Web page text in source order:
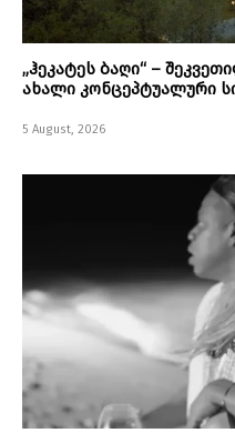
„ჰეკატეს ბაღი“ –
ახალი კონცეპტუალური
5 August, 2026